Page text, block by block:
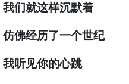
我们就这样沉默着
仿佛经历了一个世纪
我听见你的心跳